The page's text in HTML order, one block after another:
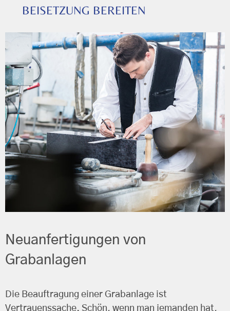
BEISETZUNG BEREITEN
Neuanfertigungen von
Grabanlagen
Die Beauftragung einer Grabanlage ist
Vertrauenssache. Schön, wenn man jemanden hat,